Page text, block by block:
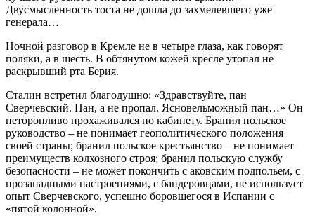
Двусмысленность тоста не дошла до захмелевшего уже
генерала…
Ночной разговор в Кремле не в четыре глаза, как говорят
поляки, а в шесть. В обтянутом кожей кресле утопал не
раскрывший рта Берия.
Сталин встретил благодушно: «Здравствуйте, пан
Сверчевский. Пан, а не пропал. Ясновельможный пан…» Он
неторопливо прохаживался по кабинету. Бранил польское
руководство – не понимает геополитического положения
своей страны; бранил польское крестьянство – не понимает
преимуществ колхозного строя; бранил польскую службу
безопасности – не может покончить с аковским подпольем, с
прозападными настроениями, с бандеровцами, не использует
опыт Сверчевского, успешно боровшегося в Испании с
«пятой колонной».